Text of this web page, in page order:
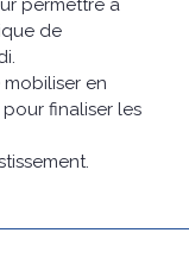
permettre à
de
mobiliser en
finaliser les